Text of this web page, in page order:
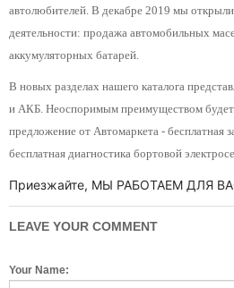
автолюбителей. В декабре 2019 мы
деятельности: продажа автомобильных
аккумуляторных батарей.
В новых разделах нашего каталога
и АКБ. Неоспоримым преимуществом
предложение от Автомаркета - бесплатная
бесплатная диагностика бортовой
Приезжайте, МЫ РАБОТАЕМ ДЛЯ
LEAVE YOUR COMMENT
Your Name: